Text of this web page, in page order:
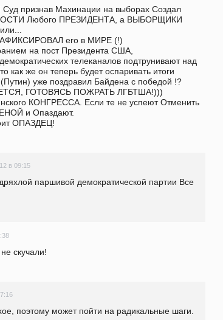
Суд признав Махинации на выборах Создал
Любого ПРЕЗИДЕНТА, а ВЫБОРЩИКИ
его в МИРЕ (!)
на пост Президента США,
телеканалов подтрунивают над
как же он теперь будет оспаривать итоги
уже поздравил Байдена с победой !?
ГОТОВЯСЬ ПОЖРАТЬ ЛГБТША!)))
КОНГРЕССА. Если те не успеют Отменить
и Опаздают.
ОПАЗДЕЦ!
в 09:15
паршивой демократической партии Все
скучали!
поэтому может пойти на радикальные шаги.